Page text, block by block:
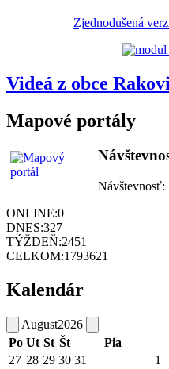
Zjednodušená
Videá z obce
Mapové portály
Návštevnosť:
ONLINE:0
DNES:327
TÝŽDEŇ:2451
CELKOM:1793621
Kalendár
August2026
Po Ut St Št Pia
27 28 29 30 31 1